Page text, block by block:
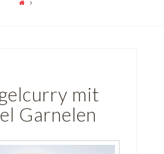
mit
Garnelen